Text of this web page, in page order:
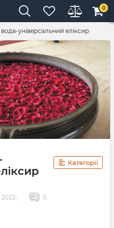
0
універсальний еліксир
Категорії
2022, 0